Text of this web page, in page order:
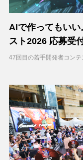
AIで作ってもい
スト2026 応募受
47回目の若手開発者コン